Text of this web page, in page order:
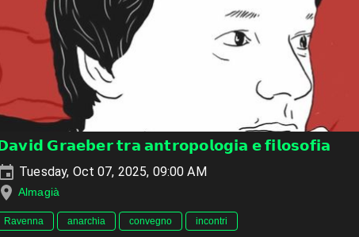
𝗗𝗮𝘃𝗶𝗱 𝗚𝗿𝗮𝗲𝗯𝗲𝗿 𝘁𝗿𝗮 𝗮𝗻𝘁𝗿𝗼𝗽𝗼𝗹𝗼𝗴𝗶𝗮 𝗲 𝗳𝗶𝗹𝗼𝘀𝗼𝗳𝗶𝗮
Tuesday, Oct 07, 2025, 09:00 AM
Almagià
Ravenna anarchia convegno incontri